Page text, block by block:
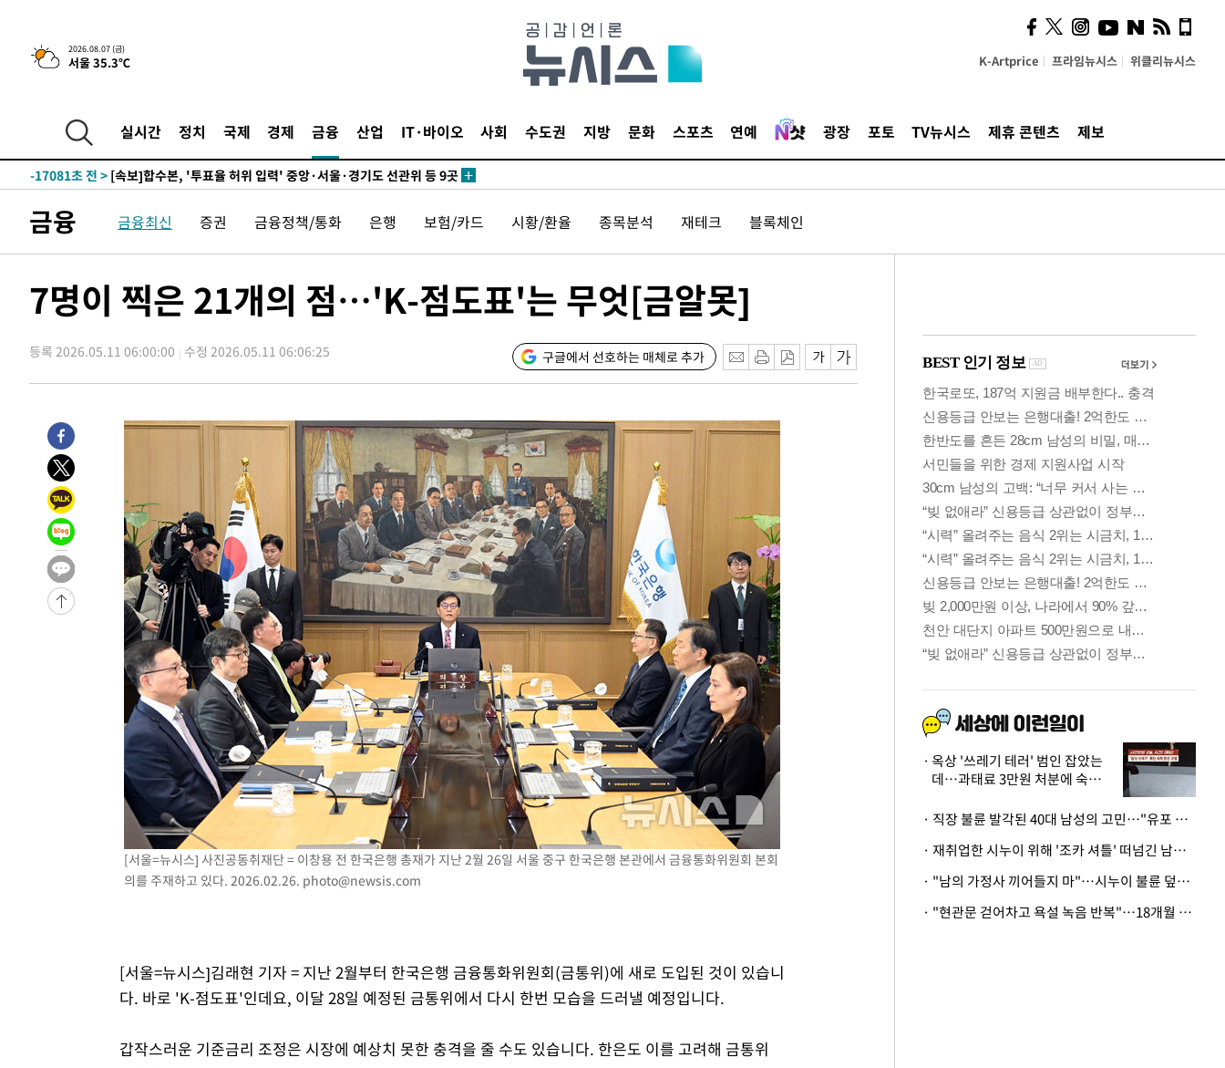
2026.08.07 (금)
서울 35.3℃ K-Artprice 프라임뉴시스 위클리뉴시스
실시간 정치 국제 경제 금융 산업 IT·바이오 사회 수도권 지방 문화 스포츠 연예 광장 포토 TV뉴시스 제휴 콘텐츠 제보
-23643초 전 >[속보]종합특검, '관저이전 봐주기 감사' 유병호 구속기소
-20243초 전 >민주 콩고 에볼라환자 4천명 돌파, 4053명 발생 1850명 사망
-18687초 전 >
"미 전국적 살모네라 식중독 원인은 멕시코산 할라피뇨"-- CDC
-17200초 전 >
-17081초 전 > [속보]합수본, '투표율 허위 입력' 중앙·서울·경기도 선관위 등 9곳
-16632초 전 >
[속보]삼성전자·SK하이닉스 동반 강보합…1%대 상승 출발
-16618초 전 >[속보]코스닥, 5.95포인트(0.74%) 상승한 807.62개장
-13751초 전 >
시리아 다마스쿠스 교외에서 미니버스 폭발.. 14명 부상, 3명은 중
-8013초 전 >이란, 호르무즈서 "적국 목표물들"과 대치로 남부 케슘섬에서 두차
-6728초 전 >[속보]美, 폴리실리콘 수입 규제…파생제품 15% 관세, 120일 후 발
-2579초 전 >
[속보] 뉴욕증시, 일제 하락 마감…나스닥 0.06%↓
-31312초 전 >
[속보]국힘 윤리위, '돌려차기 발언' 진종오·서범수 징계 절차 개시
-26637초 전 >
[속보] 7월 중국 수출 23.9%↑ 수입 27.5%↑…무역총액
25.3%↑
-23797초 전 >
[속보]'채상병 순직 책임' 임성근, 항소심도 징역 3년
-23663초 전 >
[속보]종합특검, '관저이전 봐주기 감사' 유병호 구속기소
-20263초 전 >
민주 콩고 에볼라환자 4천명 돌파, 4053명 발생 1850명 사망
-19513초 전 >
[속보]'300억원대 사기 혐의' 차가원 대표 구속 송치
-18707초 전 >
"미 전국적 살모네라 식중독 원인은 멕시코산 할라피뇨"-- CDC
[속보]경찰·노동부, HL만도 평택사업장 끼임 사망 관련 압수수색
[속보]합수본, '투표율 허위 입력' 중앙·서울·경기도 선관위 등 9곳
[속보]원·달러 환율, 오전 9시 1423.8원
[속보]삼성전자·SK하이닉스 동반 강보합…1%대 상승 출발
[속보]코스닥, 5.95포인트(0.74%) 상승한 807.62개장
[속보]코스피, 6300선 재탈환…1.09% 오른 6365.07 개장
시리아 다마스쿠스 교외에서 미니버스 폭발.. 14명 부상, 3명은 중
입추에도 극한더위…서울 낮 39도 '폭염중대경보'
이란, 호르무즈서 "적국 목표물들"과 대치로 남부 케슘섬에서 두차
[속보]美, 폴리실리콘 수입 규제…파생제품 15% 관세, 120일 후 발
[속보]트럼프, 美 원정출산 금지 행정명령 서명
금융 금융최신 증권 금융정책/통화 은행 보험/카드 시황/환율 종목분석 재테크 블록체인
7명이 찍은 21개의 점…'K-점도표'는 무엇[금알못]
등록 2026.05.11 06:00:00 수정 2026.05.11 06:06:25 구글에서 선호하는 매체로 추가
[서울=뉴시스] 사진공동취재단 = 이창용 전 한국은행 총재가 지난 2월 26일 서울 중구 한국은행 본관에서 금융통화위원회 본회
의를 주재하고 있다. 2026.02.26. photo@newsis.com
[서울=뉴시스]김래현 기자 = 지난 2월부터 한국은행 금융통화위원회(금통위)에 새로 도입된 것이 있습니
다. 바로 'K-점도표'인데요, 이달 28일 예정된 금통위에서 다시 한번 모습을 드러낼 예정입니다.
갑작스러운 기준금리 조정은 시장에 예상치 못한 충격을 줄 수도 있습니다. 한은도 이를 고려해 금통위
시, 스마트폰 액세서리에
NFC 더했다
옥상 '쓰레기 테러' 범인 잡았는
데…과태료 3만원 처분에 숙박업
· 직장 불륜 발각된 40대 남성의 고민…"유포 동료 명예훼손·협박죄 고소 가능할까"
· 재취업한 시누이 위해 '조카 셔틀' 떠넘긴 남편…아내 "난 못한다"
· "남의 가정사 끼어들지 마"…시누이 불륜 덮으려는 남편에 억울한 아내
· "현관문 걷어차고 욕설 녹음 반복"…18개월 아기 키우는 집 뒤흔든 '앞집의 비극'